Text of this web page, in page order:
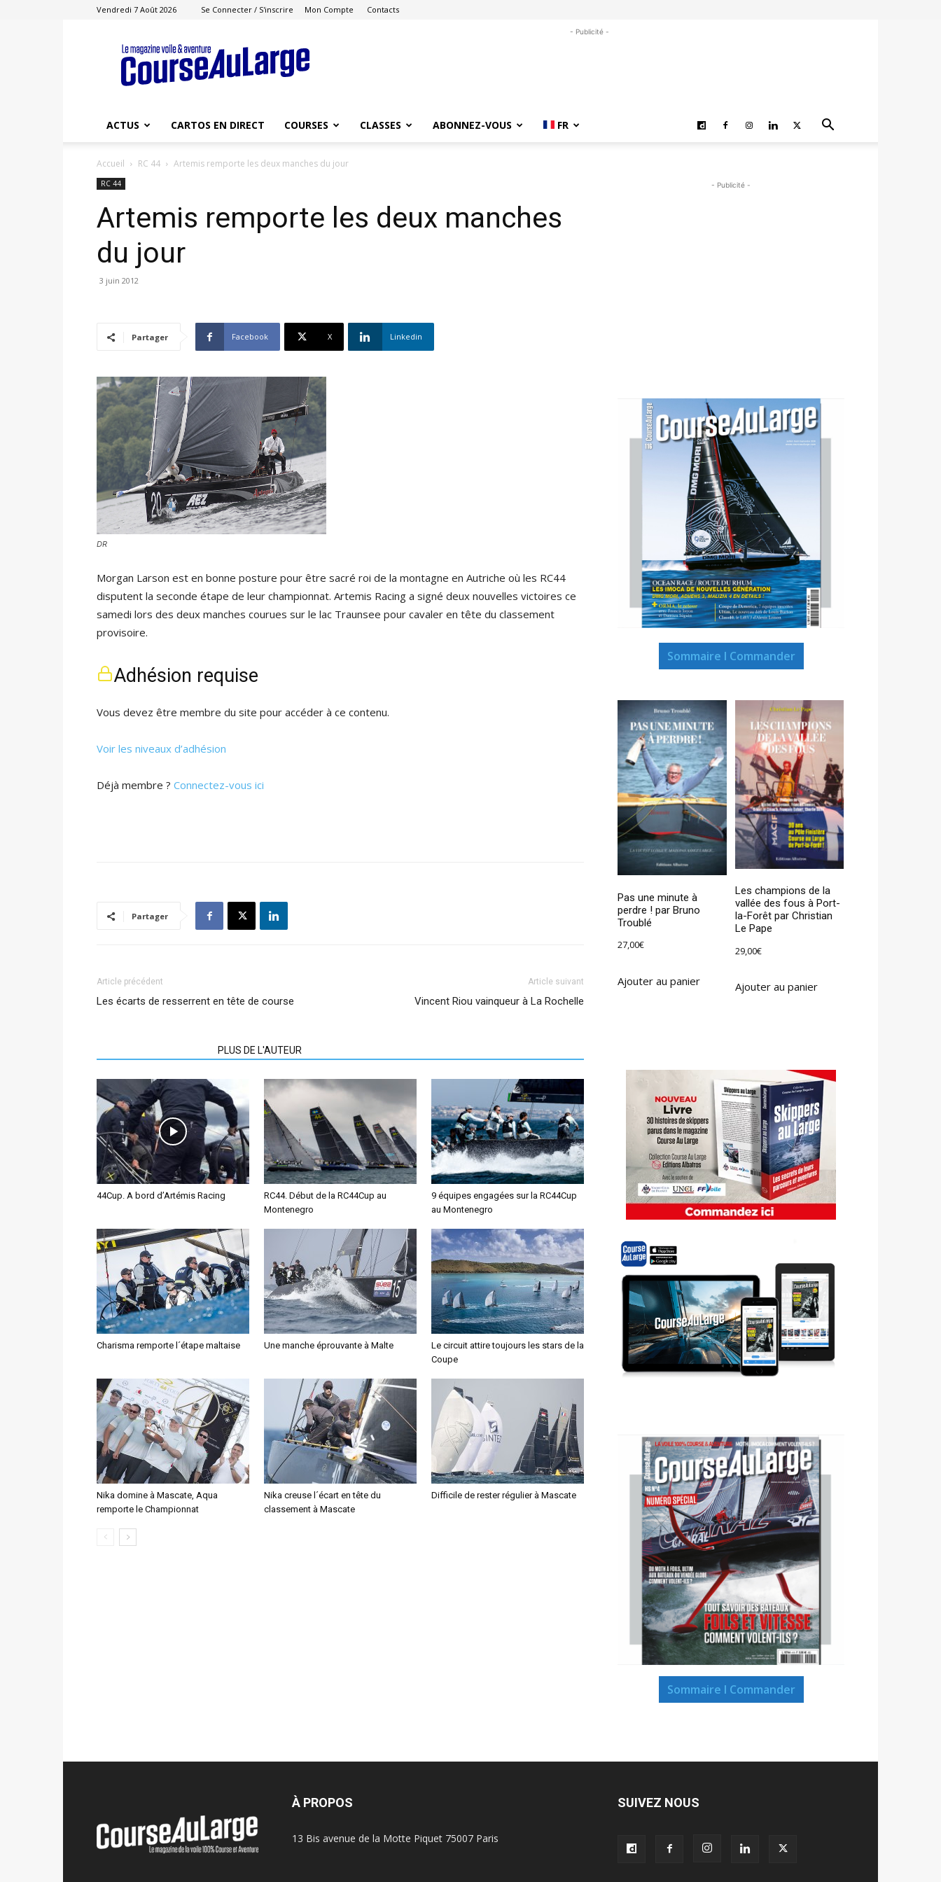
Vendredi 7 Août 2026 Se Connecter / S'inscrire Mon Compte Contacts
Course
au
Large
- Publicité -
ACTUS CARTOS EN DIRECT COURSES CLASSES ABONNEZ-VOUS FR
Accueil RC 44 Artemis remporte les deux manches du jour
RC 44
Artemis remporte les deux manches
du jour
3 juin 2012
Partager Facebook X Linkedin
DR
Morgan Larson est en bonne posture pour être sacré roi de la montagne en Autriche où les RC44
disputent la seconde étape de leur championnat. Artemis Racing a signé deux nouvelles victoires ce
samedi lors des deux manches courues sur le lac Traunsee pour cavaler en tête du classement
provisoire.
Adhésion requise
Vous devez être membre du site pour accéder à ce contenu.
Voir les niveaux d’adhésion
Déjà membre ? Connectez-vous ici
Partager
Article précédent
Les écarts de resserrent en tête de course
Article suivant
Vincent Riou vainqueur à La Rochelle
PLUS DE L'AUTEUR
44Cup. A bord d’Artémis Racing
RC44. Début de la RC44Cup au
Montenegro
9 équipes engagées sur la RC44Cup
au Montenegro
Charisma remporte l´étape maltaise Une manche éprouvante à Malte
Le circuit attire toujours les stars de la
Coupe
Nika domine à Mascate, Aqua
remporte le Championnat
Nika creuse l´écart en tête du
classement à Mascate
Difficile de rester régulier à Mascate
- Publicité -
Sommaire I Commander
Pas une minute à
perdre ! par Bruno
Troublé
27,00€
Ajouter au panier
Les champions de la
vallée des fous à Port-
la-Forêt par Christian
Le Pape
29,00€
Ajouter au panier
Sommaire I Commander
À PROPOS
13 Bis avenue de la Motte Piquet 75007 Paris
SUIVEZ NOUS